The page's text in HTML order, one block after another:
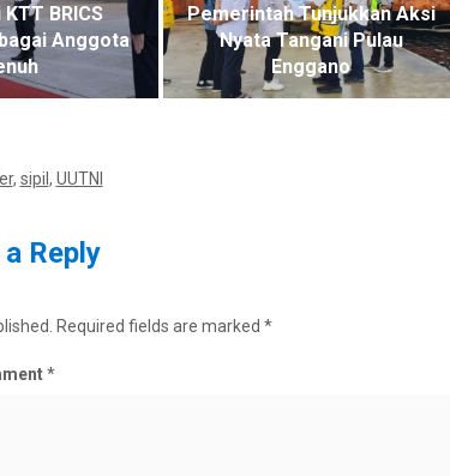
BRICS
Anggota
Pemerintah Tunjukkan Aksi
Nyata Tangani Pulau
Enggano
, sipil , UUTNI
Reply
Required fields are marked *
*